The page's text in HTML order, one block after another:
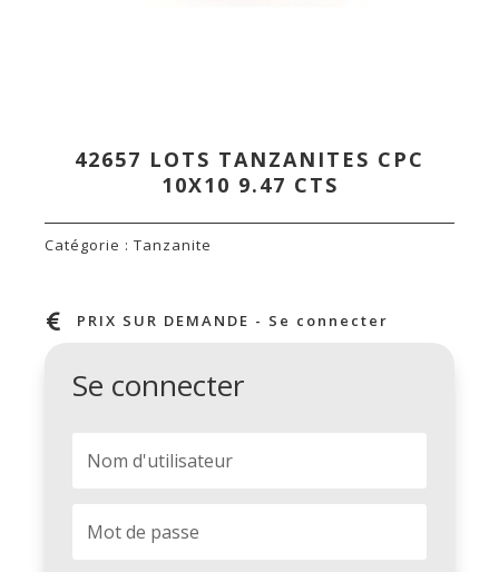
42657 LOTS TANZANITES CPC
10X10 9.47 CTS
Catégorie : Tanzanite
 PRIX SUR DEMANDE - Se connecter
Se connecter